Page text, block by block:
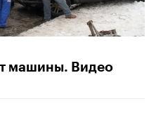
машины. Видео